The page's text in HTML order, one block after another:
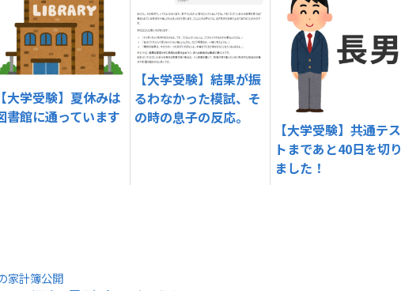
【大学受験】夏休みは
書館に通っています
【大学受験】結果が振
るわなかった模試、そ
の時の息子の反応。
【大学受験】共通テス
トまであと40日を切り
ました！
家計簿公開